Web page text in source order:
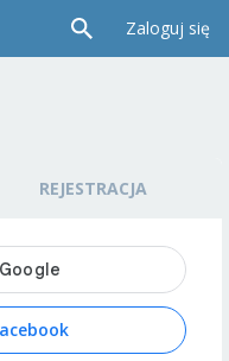
Zaloguj się
REJESTRACJA